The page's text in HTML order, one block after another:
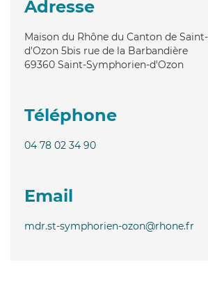
Adresse
Maison du Rhône du Canton de
d'Ozon 5bis rue de la Barbandière
69360 Saint-Symphorien-d'Ozon
Téléphone
04 78 02 34 90
Email
mdr.st-symphorien-ozon@rhone.fr